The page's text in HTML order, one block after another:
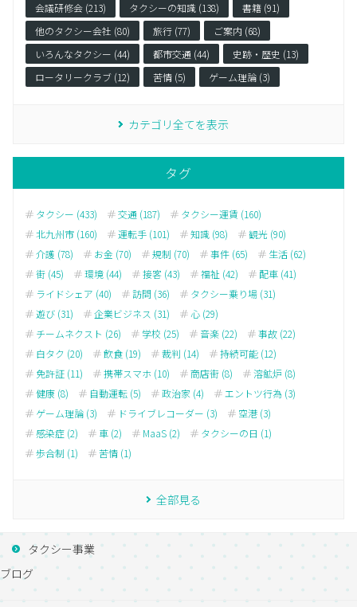
会議研修会 (213)
タクシーの知識 (138)
書籍 (91)
他のタクシー会社 (80)
旅行 (77)
ご案内 (68)
いろんなタクシー (44)
都市交通 (44)
史跡・歴史 (13)
ロータリークラブ (12)
苦情 (5) ゲーム理論 (3)
カテゴリ全てを表示
タグ
タクシー (433) 交通 (187)
タクシー運賃 (160)
北九州市 (160)
運転手 (101) 知識 (98)
観光 (90)
介護 (78)
お金 (70) 規制 (70) 事件 (65)
生活 (62)
街 (45)
環境 (44) 接客 (43) 福祉 (42)
配車 (41)
ライドシェア (40)
訪問 (36)
タクシー乗り場 (31)
遊び (31)
企業ビジネス (31)
心 (29)
チームネクスト (26)
学校 (25) 音楽 (22)
事故 (22)
白タク (20)
飲食 (19) 裁判 (14)
持続可能 (12)
免許証 (11)
携帯スマホ (10) 商店街 (8)
溶鉱炉 (8)
健康 (8)
自動運転 (5) 政治家 (4)
エントツ行為 (3)
ゲーム理論 (3)
ドライブレコーダー (3)
空港 (3)
感染症 (2)
車 (2) MaaS (2)
タクシーの日 (1)
歩合制 (1)
苦情 (1)
全部見る
タクシー事業
ブログ